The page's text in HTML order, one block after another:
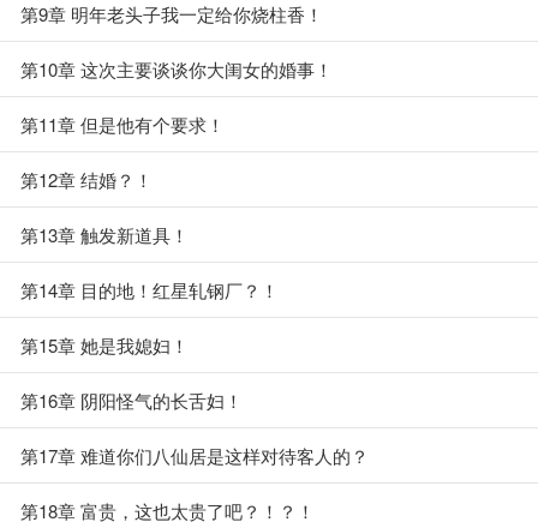
第9章 明年老头子我一定给你烧柱香！
第10章 这次主要谈谈你大闺女的婚事！
第11章 但是他有个要求！
第12章 结婚？！
第13章 触发新道具！
第14章 目的地！红星轧钢厂？！
第15章 她是我媳妇！
第16章 阴阳怪气的长舌妇！
第17章 难道你们八仙居是这样对待客人的？
第18章 富贵，这也太贵了吧？！？！